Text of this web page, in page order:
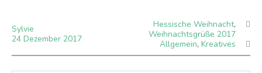
Sylvie
24 Dezember 2017
Hessische Weihnacht,
Weihnachtsgrüße 2017
Allgemein, Kreatives